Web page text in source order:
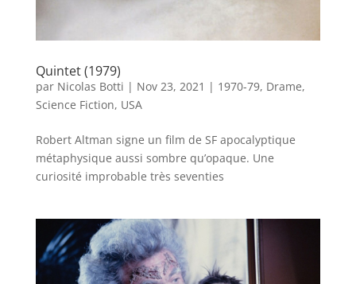
Quintet (1979)
par Nicolas Botti | Nov 23, 2021 | 1970-79, Drame,
Science Fiction, USA
Robert Altman signe un film de SF apocalyptique
métaphysique aussi sombre qu’opaque. Une
curiosité improbable très seventies